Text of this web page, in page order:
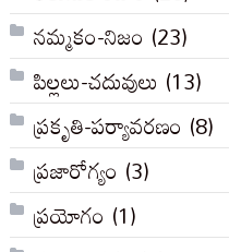
నమ్మకం-నిజం (23)
పిల్లలు-చదువులు (13)
ప్రకృతి-పర్యావరణం (8)
ప్రజారోగ్యం (3)
ప్రయోగం (1)